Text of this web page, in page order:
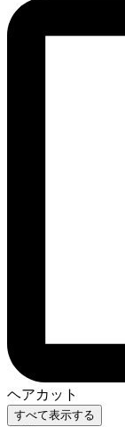
ヘアカット
すべて表示する